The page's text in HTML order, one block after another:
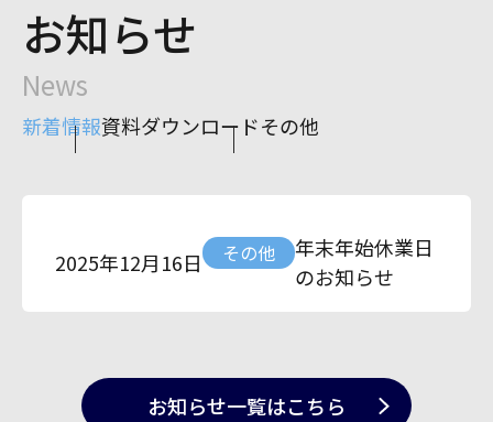
お知らせ
News
新着情報資料ダウンロードその他
2025年12月16日 その他
年末年始休業日
のお知らせ
お知らせ一覧はこちら